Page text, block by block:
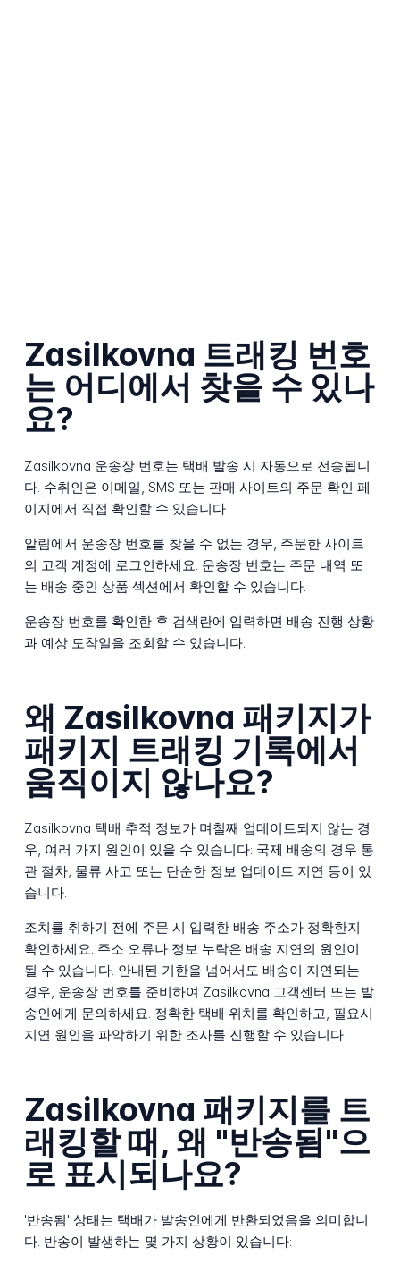
Zasilkovna 트래킹 번호
는 어디에서 찾을 수 있나
요?
Zasilkovna 운송장 번호는 택배 발송 시 자동으로 전송됩니
다. 수취인은 이메일, SMS 또는 판매 사이트의 주문 확인 페
이지에서 직접 확인할 수 있습니다.
알림에서 운송장 번호를 찾을 수 없는 경우, 주문한 사이트
의 고객 계정에 로그인하세요. 운송장 번호는 주문 내역 또
는 배송 중인 상품 섹션에서 확인할 수 있습니다.
운송장 번호를 확인한 후 검색란에 입력하면 배송 진행 상황
과 예상 도착일을 조회할 수 있습니다.
왜 Zasilkovna 패키지가
패키지 트래킹 기록에서
움직이지 않나요?
Zasilkovna 택배 추적 정보가 며칠째 업데이트되지 않는 경
우, 여러 가지 원인이 있을 수 있습니다: 국제 배송의 경우 통
관 절차, 물류 사고 또는 단순한 정보 업데이트 지연 등이 있
습니다.
조치를 취하기 전에 주문 시 입력한 배송 주소가 정확한지
확인하세요. 주소 오류나 정보 누락은 배송 지연의 원인이
될 수 있습니다. 안내된 기한을 넘어서도 배송이 지연되는
경우, 운송장 번호를 준비하여 Zasilkovna 고객센터 또는 발
송인에게 문의하세요. 정확한 택배 위치를 확인하고, 필요시
지연 원인을 파악하기 위한 조사를 진행할 수 있습니다.
Zasilkovna 패키지를 트
래킹할 때, 왜 "반송됨"으
로 표시되나요?
'반송됨' 상태는 택배가 발송인에게 반환되었음을 의미합니
다. 반송이 발생하는 몇 가지 상황이 있습니다: